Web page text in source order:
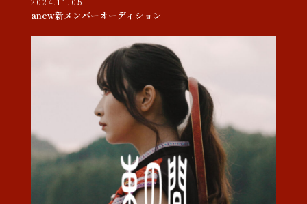
anew新メンバーオーディション